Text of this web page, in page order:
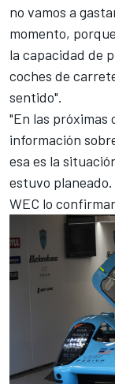
no vamos a
momento,
la capacidad de
coches de
sentido".
"En las próximas
información
esa es la
estuvo
WEC lo